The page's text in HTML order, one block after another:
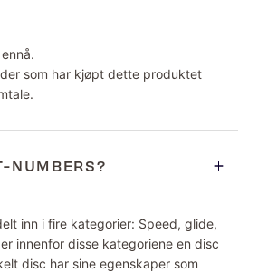
som har kjøpt dette produktet
NUMBERS?
inn i fire kategorier: Speed, glide,
innenfor disse kategoriene en disc
disc har sine egenskaper som